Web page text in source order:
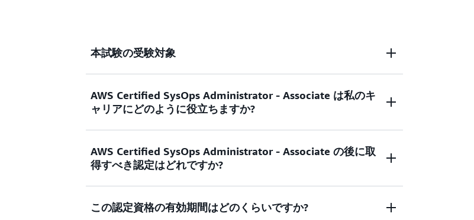
本試験の受験対象
試験ガイドによると、受験者には、AWS でのデプロイ、管理、ネット
ワーキング、セキュリティに関する 1 年の経験があることが望ましい
IT 業務の経験がない受験者は、AWS Certified SysOps Administrator -
Associate 試験を受ける前に、まず AWS Certified Cloud Practitioner を
取得して AWS クラウドとサービスの基礎知識を身に付けることをお勧
めします。
AWS Certified SysOps Administrator - Associate は私のキ
ャリアにどのように役立ちますか?
果、自信が高まり、IT/クラウドの技術系の同僚や顧客からの信頼が高
まったと報告しています。オンプレミスシステムの運用または管理職
のプロフェッショナルは、AWS クラウドでも同様のタスクを実行でき
Associate への準備と取得は、Professional および Specialty カテゴリ
AWS Certified SysOps Administrator - Associate の後に取
得すべき認定はどれですか?
AWS Certified DevOps Engineer - Professional、AWS Certified Security
この認定資格の有効期間はどのくらいですか?